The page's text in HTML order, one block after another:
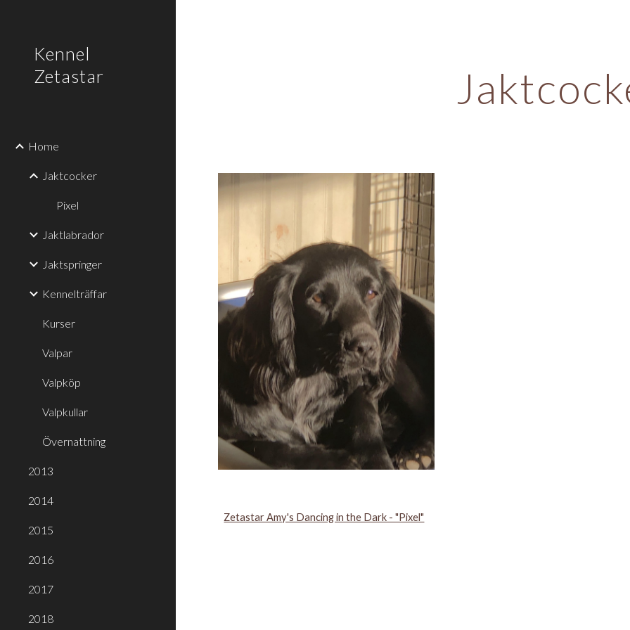
Kennel
Zetastar
Home
Jaktcocker
Pixel
Jaktlabrador
Jaktspringer
Kennelträffar
Kurser
Valpar
Valpköp
Valpkullar
Övernattning
2013
2014
2015
2016
2017
2018
Zetastar Amy's Dancing in the Dark - "Pixel"